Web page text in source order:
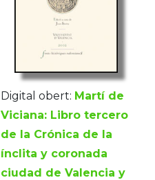
Digital obert: Martí de
Viciana: Libro tercero
de la Crónica de la
ínclita y coronada
ciudad de Valencia y